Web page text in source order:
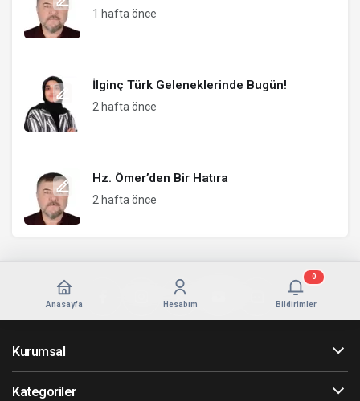
1 hafta önce
İlginç Türk Geleneklerinde Bugün!
2 hafta önce
Hz. Ömer’den Bir Hatıra
2 hafta önce
Anasayfa Hesabım Bildirimler
0
Kurumsal
Kategoriler